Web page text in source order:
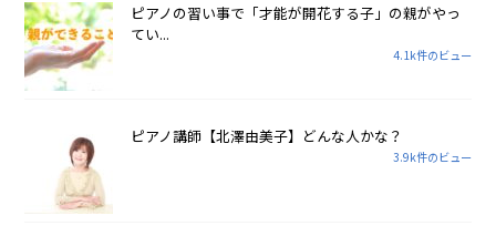
ピアノの習い事で「才能が開花する子」の親がやっ
てい...
4.1k件のビュー
ピアノ講師【北澤由美子】どんな人かな？
3.9k件のビュー